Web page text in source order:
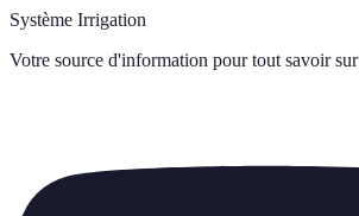
Système Irrigation
Votre source d'information pour tout savoir sur